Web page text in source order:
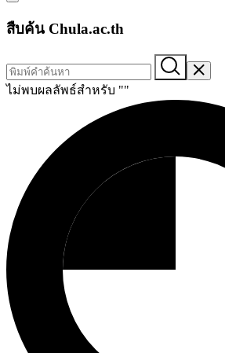
สืบค้น Chula.ac.th
ไม่พบผลลัพธ์สำหรับ ""